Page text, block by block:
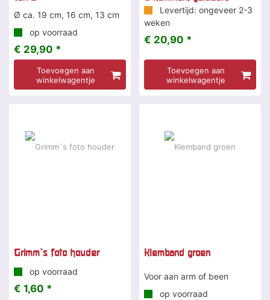
Ø ca. 19 cm, 16 cm, 13 cm
op voorraad
€ 29,90 *
Toevoegen aan
winkelwagentje
Levertijd: ongeveer 2-3
weken
€ 20,90 *
Toevoegen aan
winkelwagentje
Grimm`s foto houder
op voorraad
€ 1,60 *
Klemband groen
Voor aan arm of been
op voorraad